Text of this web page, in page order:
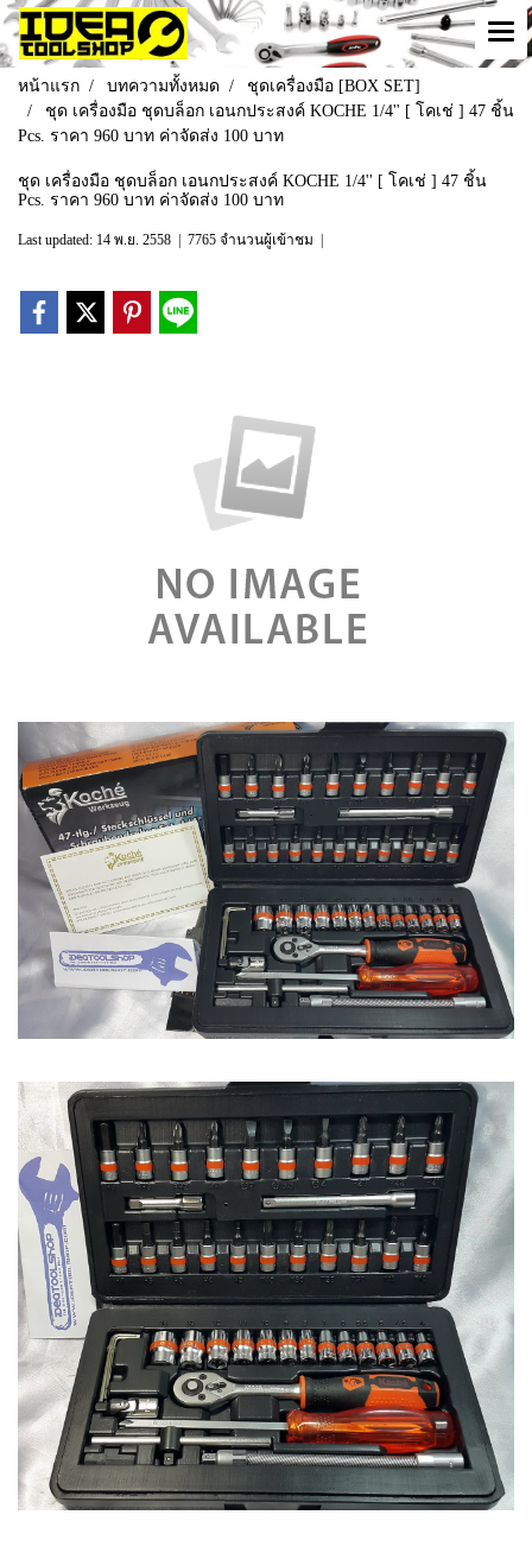
หน้าแรก บทความทั้งหมด
ชุดเครื่องมือ [BOX SET]
ชุด เครื่องมือ ชุดบล็อก เอนกประสงค์ KOCHE 1/4'' [ โคเช่ ] 47 ชิ้น
Pcs. ราคา 960 บาท ค่าจัดส่ง 100 บาท
ชุด เครื่องมือ ชุดบล็อก เอนกประสงค์ KOCHE 1/4'' [ โคเช่ ] 47 ชิ้น
Pcs. ราคา 960 บาท ค่าจัดส่ง 100 บาท
Last updated: 14 พ.ย. 2558 7765 จำนวนผู้เข้าชม